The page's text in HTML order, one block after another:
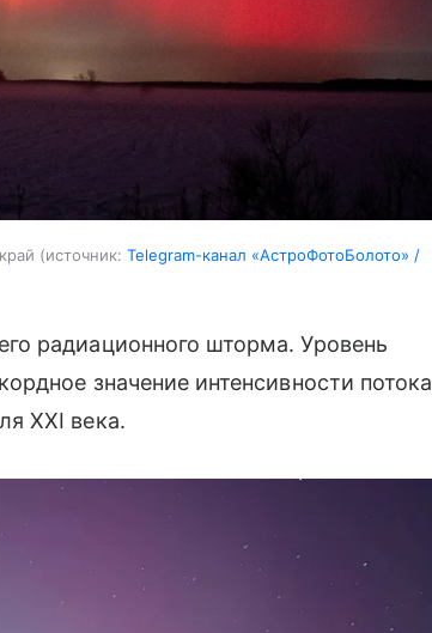
источник: Telegram-канал «АстроФотоБолото» /
радиационного шторма. Уровень
значение интенсивности потока
XXI века.